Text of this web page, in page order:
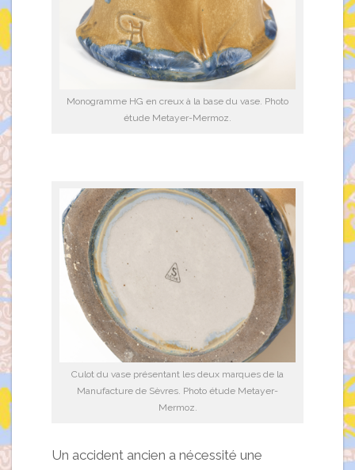
Monogramme HG en creux à la base du vase. Photo
étude Metayer-Mermoz.
Culot du vase présentant les deux marques de la
Manufacture de Sèvres. Photo étude Metayer-
Mermoz.
Un accident ancien a nécessité une